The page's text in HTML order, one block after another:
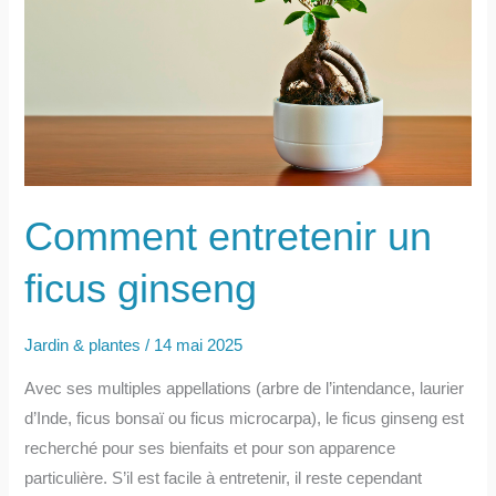
Comment entretenir un
ficus ginseng
Jardin & plantes / 14 mai 2025
Avec ses multiples appellations (arbre de l’intendance, laurier
d’Inde, ficus bonsaï ou ficus microcarpa), le ficus ginseng est
recherché pour ses bienfaits et pour son apparence
particulière. S’il est facile à entretenir, il reste cependant